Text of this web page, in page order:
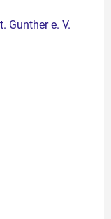
Gunther e. V.